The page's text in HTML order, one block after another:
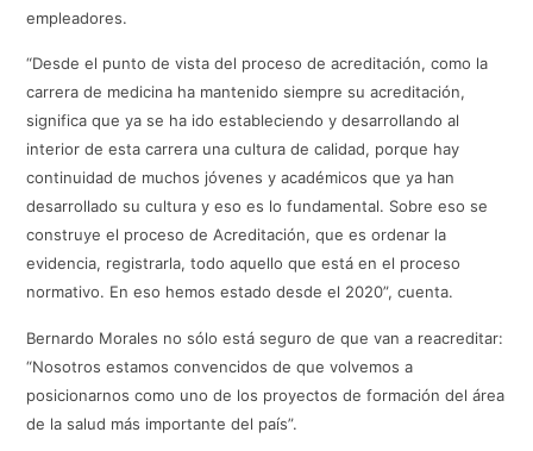
empleadores.
“Desde el punto de vista del proceso de acreditación, como la
carrera de medicina ha mantenido siempre su acreditación,
significa que ya se ha ido estableciendo y desarrollando al
interior de esta carrera una cultura de calidad, porque hay
continuidad de muchos jóvenes y académicos que ya han
desarrollado su cultura y eso es lo fundamental. Sobre eso se
construye el proceso de Acreditación, que es ordenar la
evidencia, registrarla, todo aquello que está en el proceso
normativo. En eso hemos estado desde el 2020”, cuenta.
Bernardo Morales no sólo está seguro de que van a reacreditar:
“Nosotros estamos convencidos de que volvemos a
posicionarnos como uno de los proyectos de formación del área
de la salud más importante del país”.